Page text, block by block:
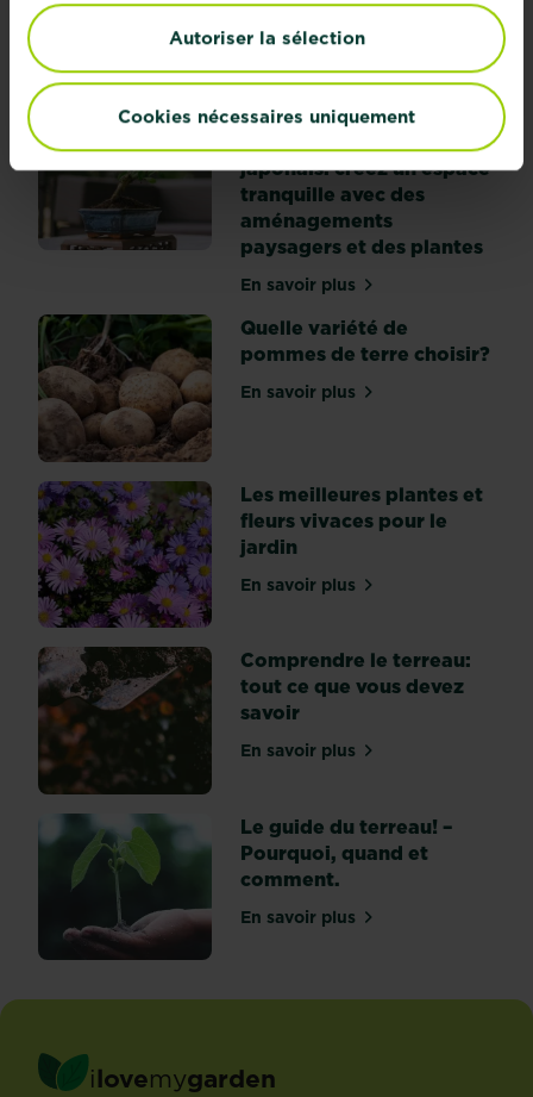
Autoriser la sélection
Cookies nécessaires uniquement
En savoir plussur Terreau pour fleurs -
10 conseils pour
japonais: créez un espace
tranquille avec des
aménagements
paysagers et des plantes
En savoir plussur 10 conseils pour
Quelle variété de
pommes de terre choisir?
En savoir plussur Quelle variété de
Les meilleures plantes et
fleurs vivaces pour le
jardin
En savoir plussur Les meilleures
Comprendre le terreau:
tout ce que vous devez
savoir
En savoir plussur Comprendre le
Le guide du terreau! –
Pourquoi, quand et
comment.
En savoir plussur Le guide du terreau!
ilovemygarden